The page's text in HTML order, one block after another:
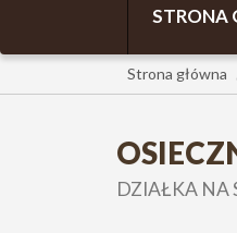
STRONA
Strona główna
DZIAŁKA NA